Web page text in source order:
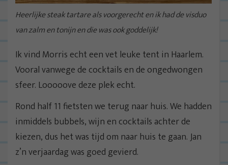
Heerlijke steak tartare als voorgerecht en ik had de visduo
van zalm en tonijn en die was ook goddelijk!
Ik vind Morris echt een vet leuke tent in Haarlem.
Vooral vanwege de cocktails en de ongedwongen
sfeer. Looooove deze plek echt.
Rond half 11 fietsten we terug naar huis. We hadden
inmiddels bubbels, wijn en cocktails achter de
kiezen, dus het was tijd om naar huis te gaan. Jan
z’n verjaardag was goed gevierd.